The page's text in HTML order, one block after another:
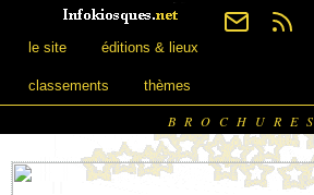
le site éditions & lieux
classements thèmes
BROCHURES